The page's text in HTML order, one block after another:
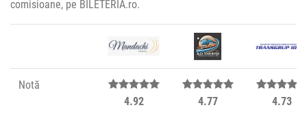
comisioane, pe BILETERIA.ro.
Notă
4.92
4.77 4.73